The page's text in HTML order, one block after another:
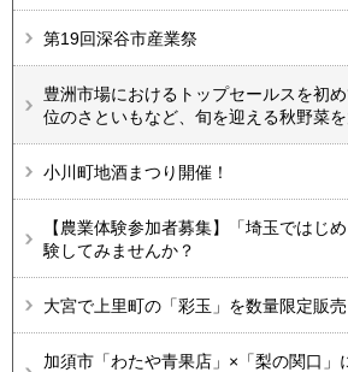
第19回深谷市産業祭
豊洲市場におけるトップセールスを初
位のさといもなど、旬を迎える秋野菜
小川町地酒まつり開催！
【農業体験参加者募集】「埼玉ではじ
験してみませんか？
大宮で上里町の「彩玉」を数量限定販売
加須市「わたや青果店」×「梨の関口」